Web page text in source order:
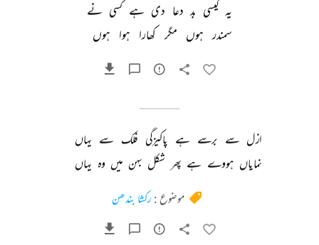
یہ کیسی بد دعا دی ہے کسی نے
سمندر ہوں مگر کھارا ہوا ہوں
ازل سے برسے ہے پاکیزگی فلک سے یہاں
نمایاں ہووے ہے پھر شکل بہن میں وہ یہاں
موضوع : رکشا بندھن